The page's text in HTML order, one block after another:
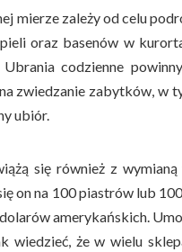
mierze zależy od celu
oraz basenów w
codzienne
zwiedzanie zabytków, w
ubiór.
się również z
on na 100 piastrów lub
amerykańskich.
wiedzieć, że w wielu